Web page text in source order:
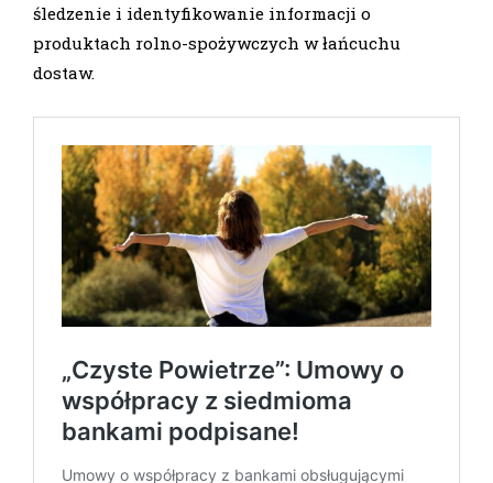
śledzenie i identyfikowanie informacji o
produktach rolno-spożywczych w łańcuchu
dostaw.